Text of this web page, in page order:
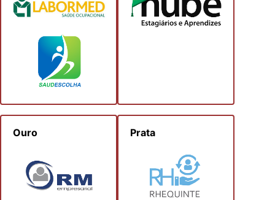
Ouro Prata